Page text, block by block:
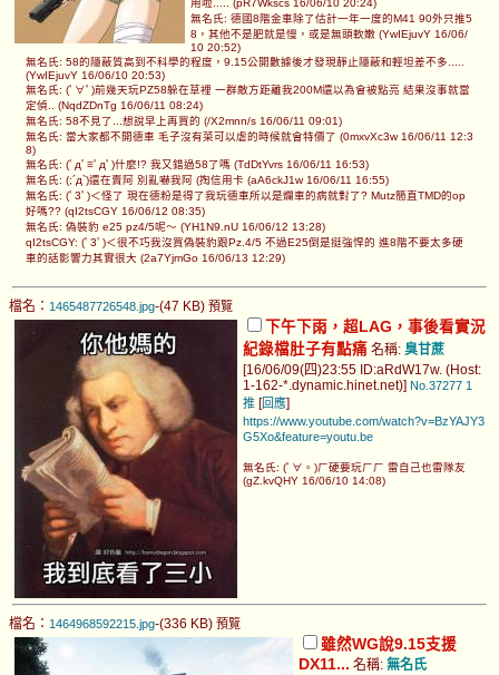
用啦..... (pR7Wkscs 16/06/10 20:24)
無名氏: 德國8階金車除了估計一年一度的M41 90外只推5
8，其他不是肥就是慢，或是無頭軟嫩 (YwIEjuvY 16/06/
10 20:52)
無名氏: 58的隱蔽質高到不科學的程度，9.15公開數據後才發現靜止隱蔽和輕坦差不多.....
(YwIEjuvY 16/06/10 20:53)
無名氏: (ﾟ∀ﾟ)前幾天玩PZ58躲在草裡 一群敵方距離我200M還以為會被點亮 結果沒事就當
定偵.. (NqdZDnTg 16/06/11 08:24)
無名氏: 58不見了...想說早上再買的 (/X2mnn/s 16/06/11 09:01)
無名氏: 當大家都不開德車 毛子沒有菜可以虐的時候就會特價了 (0mxvXc3w 16/06/11 12:3
8)
無名氏: (ﾟдﾟ≡ﾟдﾟ)什麼!? 我又錯過58了嗎 (TdDtYvrs 16/06/11 16:53)
無名氏: (;´д`)還在賣阿 別亂嚇我阿 (掏信用卡 (aA6ckJ1w 16/06/11 16:55)
無名氏: (ﾟ3ﾟ)＜怪了 現在德粉是得了我玩德車所以是爛車的病就對了? Mutz簡直TMD的op
好嗎?? (qI2tsCGY 16/06/12 08:35)
無名氏: 偽裝豹 e25 pz4/5呢～ (YH1N9.nU 16/06/12 13:28)
qI2tsCGY: (ﾟ3ﾟ)＜很不巧我沒買偽裝豹跟Pz.4/5 不過E25倒是挺強悍的 進8階不要太多硬
車的話影響力其實很大 (2a7YjmGo 16/06/13 12:29)
檔名： 1465487726548.jpg-(47 KB) 預覽
下午下雨，超LAG，事後看實況
紀錄檔肚子有點痛 名稱: 臭甘蔗
[16/06/09(四)23:55 ID:aRdW17w. (Host:
1-162-*.dynamic.hinet.net)] No.37277 1
推 [回應]
https://www.youtube.com/watch?v=BzYAJY3
G5Xo&feature=youtu.be
無名氏: (ﾟ∀。)ㄏ硬要玩ㄏㄏ 雷自己也雷隊友
(gZ.kvQHY 16/06/10 14:08)
檔名： 1464968592215.jpg-(336 KB) 預覽
雖然WG說9.15支援
DX11... 名稱: 無名氏